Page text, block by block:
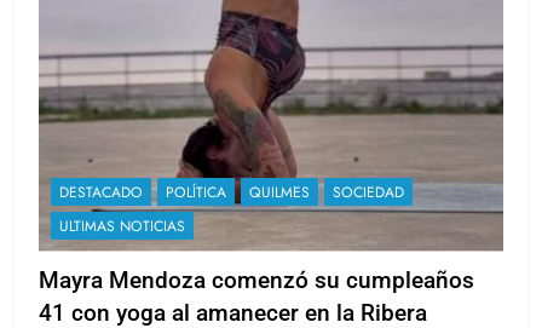
DESTACADO POLÍTICA QUILMES
SOCIEDAD
ULTIMAS NOTICIAS
Mayra Mendoza comenzó su cumpleaños
41 con yoga al amanecer en la Ribera